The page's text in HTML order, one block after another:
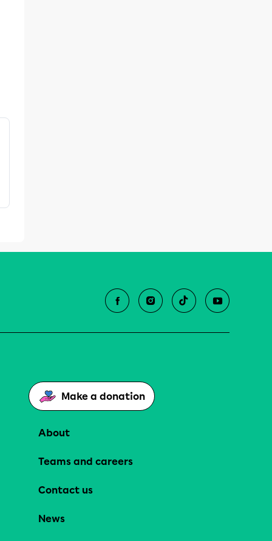
Make a donation
About
Teams and careers
Contact us
News